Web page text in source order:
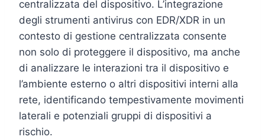
centralizzata del dispositivo. L’integrazione
degli strumenti antivirus con EDR/XDR in un
contesto di gestione centralizzata consente
non solo di proteggere il dispositivo, ma anche
di analizzare le interazioni tra il dispositivo e
l’ambiente esterno o altri dispositivi interni alla
rete, identificando tempestivamente movimenti
laterali e potenziali gruppi di dispositivi a
rischio.